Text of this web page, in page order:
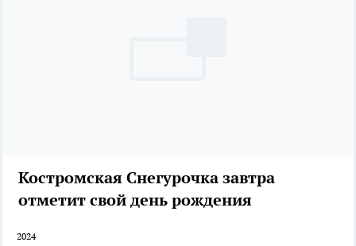
Костромская Снегурочка завтра
отметит свой день рождения
2024